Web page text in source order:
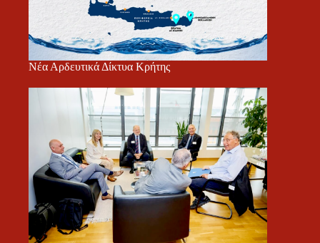
Νέα Αρδευτικά Δίκτυα Κρήτης